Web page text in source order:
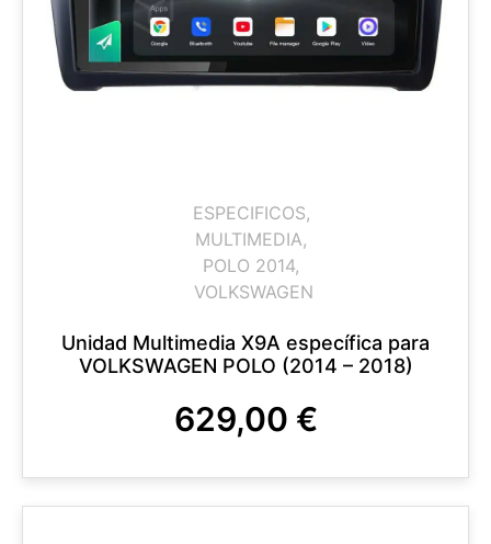
ESPECIFICOS,
MULTIMEDIA,
POLO 2014,
VOLKSWAGEN
Unidad Multimedia X9A específica para
VOLKSWAGEN POLO (2014 – 2018)
629,00 €